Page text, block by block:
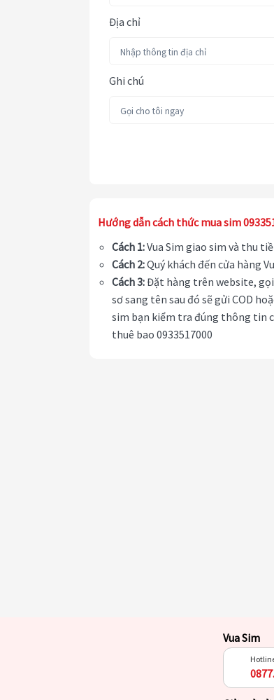
Địa chỉ
Ghi chú
Hướng dẫn cách thức mua sim
Cách 1:Vua Sim giao sim và thu
Cách 2:Quý khách đến cửa hàng
Cách 3:Đặt hàng trên website,
sơ sang tên sau đó sẽ gửi COD
sim bạn kiểm tra đúng thông tin
thuê bao 0933517000
Vua Sim